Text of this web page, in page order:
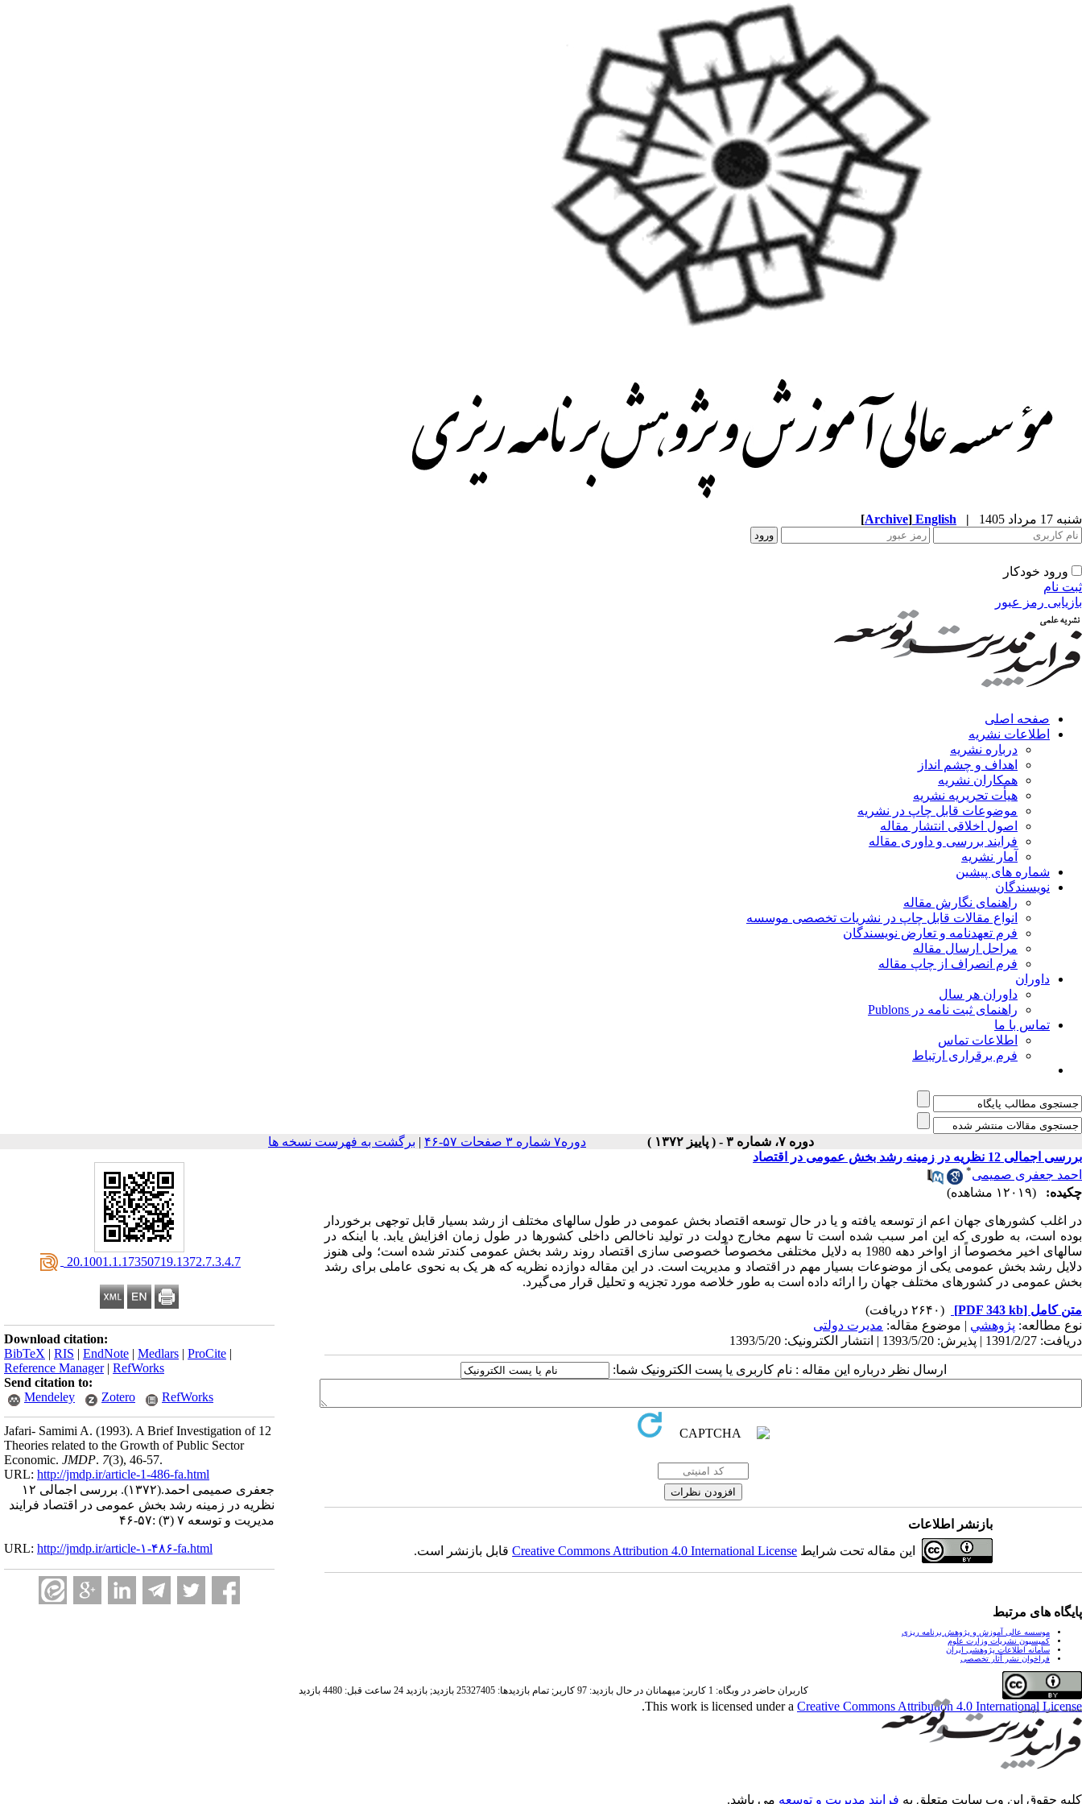
شنبه 17 مرداد 1405 |
English
[Archive]
ورود خودکار
ثبت نام
بازیابی رمز عبور
صفحه اصلی
اطلاعات نشریه
درباره نشریه
اهداف و چشم انداز
همکاران نشریه
هیأت تحریریه نشریه
موضوعات قابل چاپ در نشریه
اصول اخلاقی انتشار مقاله
فرایند بررسی و داوری مقاله
آمار نشریه
شماره های پیشین
نویسندگان
راهنمای نگارش مقاله
انواع مقالات قابل چاپ در نشریات تخصصی موسسه
فرم تعهدنامه و تعارض نویسندگان
مراحل ارسال مقاله
فرم انصراف از چاپ مقاله
داوران
داوران هر سال
راهنمای ثبت نامه در Publons
تماس با ما
اطلاعات تماس
فرم برقراری ارتباط
دوره ۷، شماره ۳ - ( پاييز ۱۳۷۲ ) دوره۷ شماره ۳ صفحات ۵۷-۴۶ | برگشت به فهرست نسخه ها
‎ 20.1001.1.17350719.1372.7.3.4.7
Download citation:
BibTeX | RIS | EndNote | Medlars | ProCite |
Reference Manager| RefWorks
Send citation to:
Mendeley
Zotero RefWorks
Jafari- Samimi A. (1993). A Brief Investigation of 12
Theories related to the Growth of Public Sector
Economic. JMDP. 7(3), 46-57.
URL: http://jmdp.ir/article-1-486-fa.html
جعفری صمیمی احمد.(۱۳۷۲).
بررسی اجمالی ۱۲
نظریه در زمینه رشد بخش عمومی در اقتصاد فرایند
مدیریت و توسعه ۷ (۳) :۵۷-۴۶
URL: http://jmdp.ir/article-۱-۴۸۶-fa.html
بررسی اجمالی 12 نظریه در زمینه رشد بخش عمومی در اقتصاد
احمد جعفری صمیمی*
چکیده: (۱۲۰۱۹ مشاهده)
در اغلب کشورهای جهان اعم از توسعه یافته و یا در حال توسعه اقتصاد بخش عمومی در طول سالهای مختلف از رشد بسیار قابل توجهی برخوردار
بوده است، به طوری که این امر سبب شده است تا سهم مخارج دولت در تولید ناخالص داخلی کشورها در طول زمان افزایش یابد. با اینکه در
سالهای اخیر مخصوصاً از اواخر دهه 1980 به دلایل مختلفی مخصوصاً خصوصی سازی اقتصاد روند رشد بخش عمومی کندتر شده است؛ ولی هنوز
دلایل رشد بخش عمومی یکی از موضوعات بسیار مهم در اقتصاد و مدیریت است. در این مقاله دوازده نظریه که هر یک به نحوی عاملی برای رشد
بخش عمومی در کشورهای مختلف جهان را ارائه داده است به طور خلاصه مورد تجزیه و تحلیل قرار می‌گیرد.
متن کامل [PDF 343 kb]
(۲۶۴۰ دریافت)
نوع مطالعه: پژوهشي | موضوع مقاله: مدیرت دولتی
دریافت: 1391/2/27 | پذیرش: 1393/5/20 | انتشار الکترونیک: 1393/5/20
ارسال نظر درباره این مقاله : نام کاربری یا پست الکترونیک شما:
بازنشر اطلاعات
این مقاله تحت شرایط Creative Commons Attribution 4.0 International Licenseقابل بازنشر است.
پایگاه های مرتبط
موسسه عالی آموزش و پژوهش برنامه ریزی
کمیسیون نشریات وزارت علوم
سامانه اطلاعات پژوهشی ایران
فراخوان نشر آثار تخصصی
This work is licensed under a Creative Commons Attribution 4.0 International License
.
کاربران حاضر در وبگاه: 1 کاربر; میهمانان در حال بازدید: 97 کاربر; تمام بازدید‌ها: 25327405 بازدید; بازدید 24 ساعت قبل: 4480 بازدید
کلیه حقوق این وب سایت متعلق به فرایند مدیریت و توسعه می باشد.